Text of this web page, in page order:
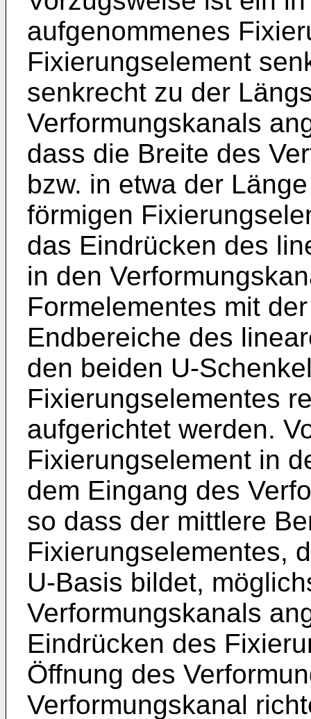
aufgenommenes
Fixierungselement
senkrecht zu der
Verformungskanals
dass die Breite des
bzw. in etwa der
förmigen
das Eindrücken des
in den
Formelementes mit
Endbereiche des
den beiden U-
Fixierungselementes
aufgerichtet werden.
Fixierungselement in
dem Eingang des
so dass der mittlere
Fixierungselementes,
U-Basis bildet,
Verformungskanals
Eindrücken des
Öffnung des
Verformungskanal